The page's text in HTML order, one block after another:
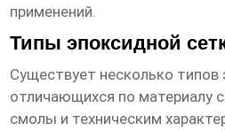
применений.
Типы эпоксидной
Существует несколько типов
отличающихся по материалу
смолы и техническим